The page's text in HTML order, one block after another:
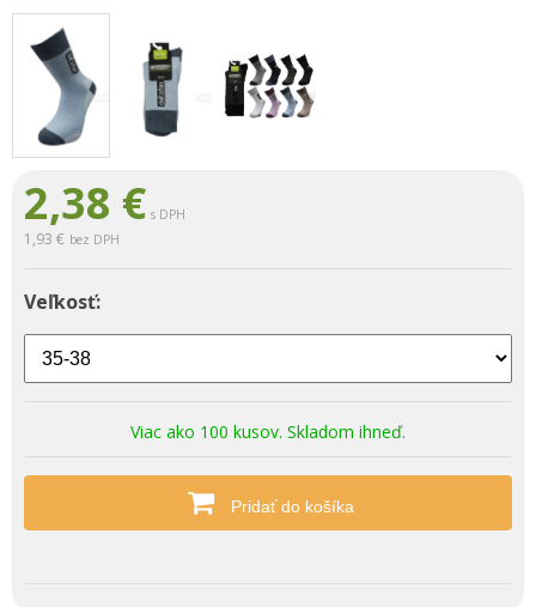
2,38 € s DPH
1,93 € bez DPH
Veľkosť:
Viac ako 100 kusov. Skladom ihneď.
Pridať do košíka